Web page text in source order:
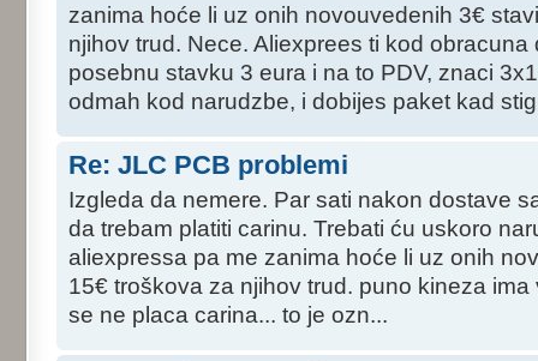
zanima hoće li uz onih novouvedenih 3€
njihov trud. Nece. Aliexprees ti kod
posebnu stavku 3 eura i na to PDV, znaci
odmah kod narudzbe, i dobijes paket kad
Re: JLC PCB problemi
Izgleda da nemere. Par sati nakon dostave
da trebam platiti carinu. Trebati ću uskoro
aliexpressa pa me zanima hoće li uz onih
15€ troškova za njihov trud. puno kineza
se ne placa carina... to je ozn...